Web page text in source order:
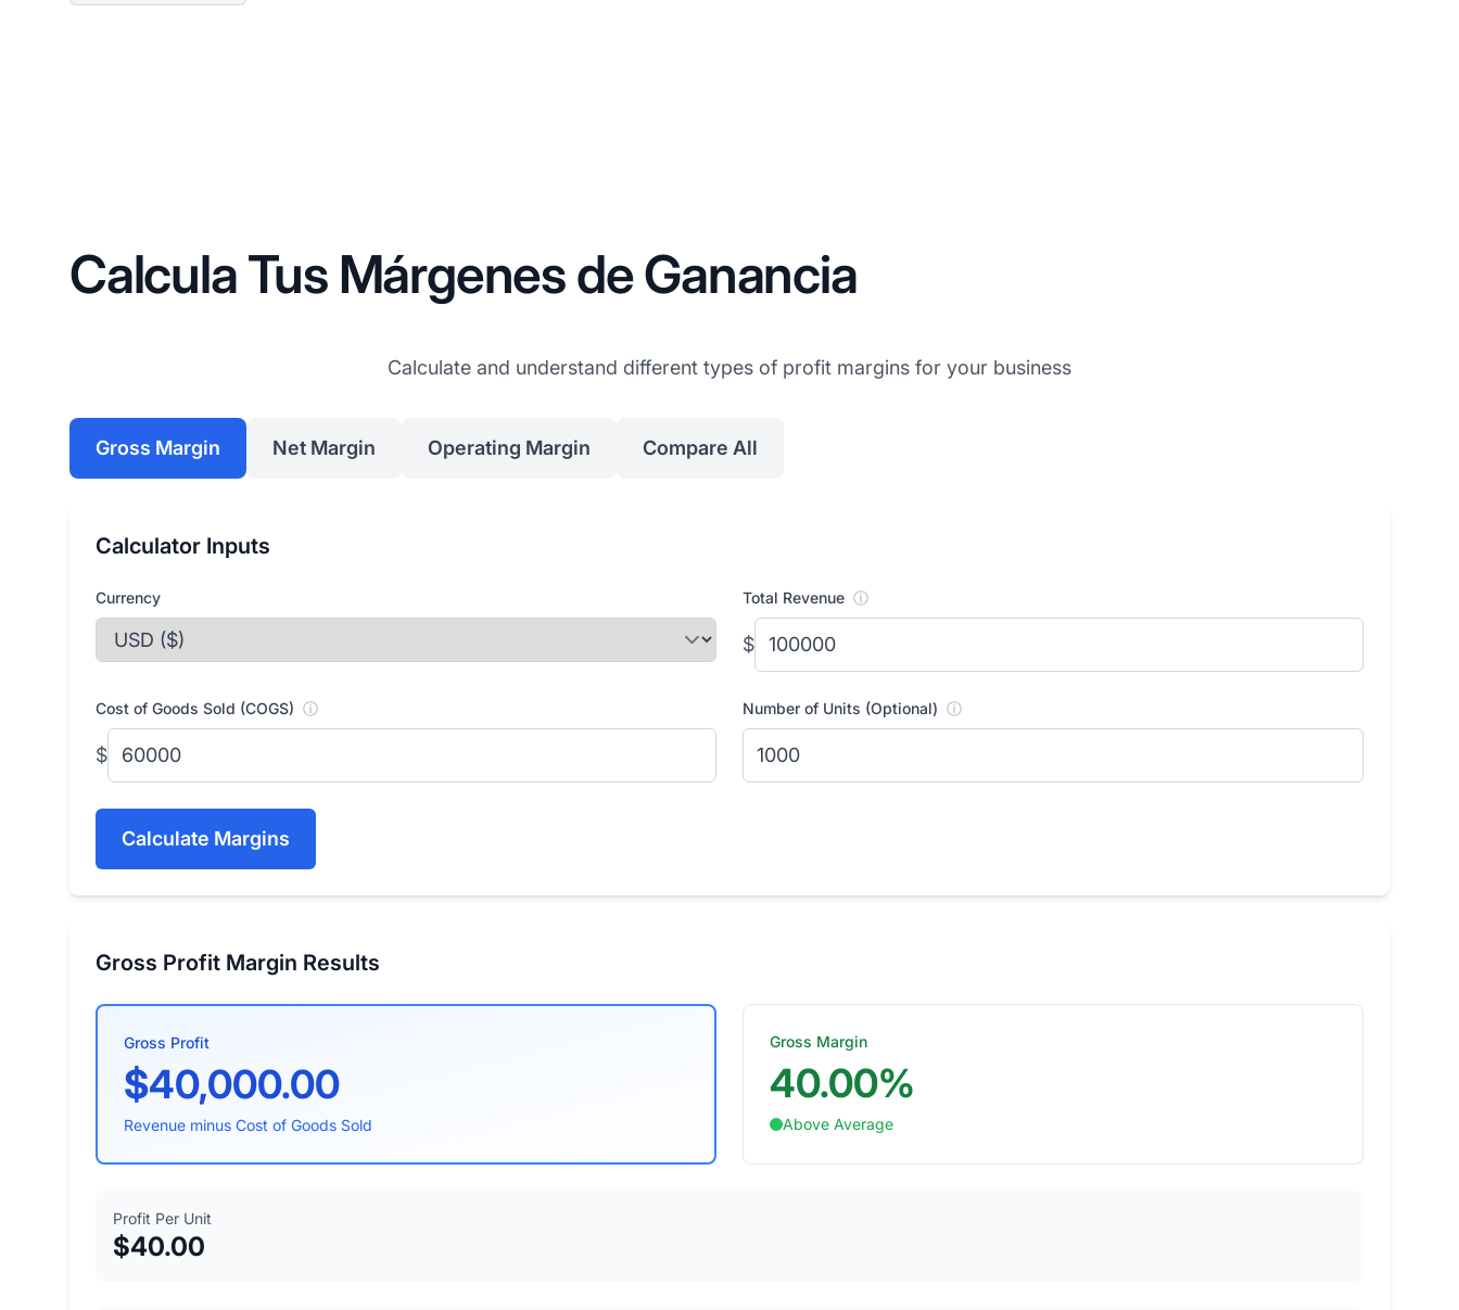
Calcula Tus Márgenes de Ganancia
Calculate and understand different types of profit margins for your business
Gross Margin Net Margin Operating Margin Compare All
Calculator Inputs
Currency Total Revenue ⓘ
$
Cost of Goods Sold (COGS) ⓘ
$
Number of Units (Optional) ⓘ
Calculate Margins
Gross Profit Margin Results
Gross Profit
$40,000.00
Revenue minus Cost of Goods Sold
Gross Margin
40.00%
Above Average
Profit Per Unit
$40.00